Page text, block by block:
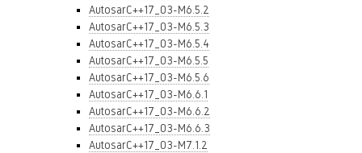
AutosarC++17_03-M6.5.2
AutosarC++17_03-M6.5.3
AutosarC++17_03-M6.5.4
AutosarC++17_03-M6.5.5
AutosarC++17_03-M6.5.6
AutosarC++17_03-M6.6.1
AutosarC++17_03-M6.6.2
AutosarC++17_03-M6.6.3
AutosarC++17_03-M7.1.2